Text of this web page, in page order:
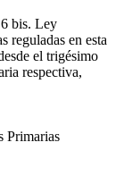
bis. Ley
reguladas en esta
el trigésimo
respectiva,
Primarias